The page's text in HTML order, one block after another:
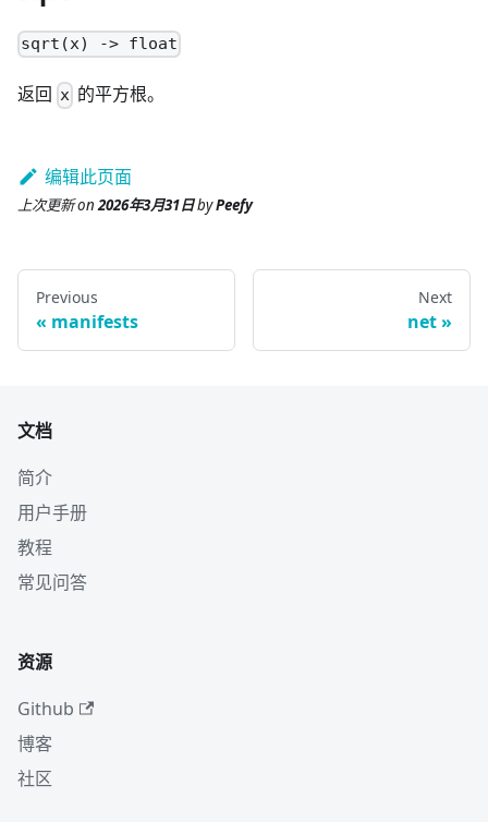
sqrt(x) -> float
返回 x 的平方根。
编辑此页面
上次更新on2026年3月31日byPeefy
Previous
manifests
Next
net
文档
简介
用户手册
教程
常见问答
资源
Github
博客
社区